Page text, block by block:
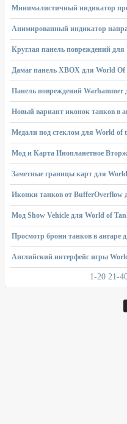
Минималистичный индикатор
Анимированный индикатор
Круглая панель повреждений для
Дамаг панель XBOX для World Of
Панель повреждений Warhammer
Новый вариант иконок танков в
Медали под стеклом для World of
Мод и Карта Инопланетное
Заметные границы карт для
Иконки танков от BufferOverflow
Мод Show Vehicle для World of
Просмотр брони танков в ангаре
Английский интерфейс игры
1-20 21-